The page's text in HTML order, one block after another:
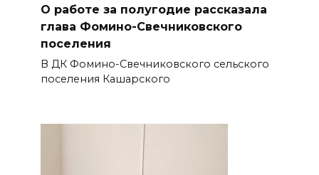
О работе за полугодие рассказала
глава Фомино-Свечниковского
поселения
В ДК Фомино-Свечниковского сельского
поселения Кашарского